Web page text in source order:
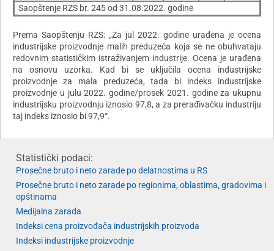
Saopštenje RZS br. 245 od 31.08.2022. godine
Prema Saopštenju RZS: „Za jul 2022. godine urađena je ocena
industrijske proizvodnje malih preduzeća koja se ne obuhvataju
redovnim statističkim istraživanjem industrije. Ocena je urađena
na osnovu uzorka. Kad bi se uključila ocena industrijske
proizvodnje za mala preduzeća, tada bi indeks industrijske
proizvodnje u julu 2022. godine/prosek 2021. godine za ukupnu
industrijsku proizvodnju iznosio 97,8, a za prerađivačku industriju
taj indeks iznosio bi 97,9“.
Statistički podaci:
Prosečne bruto i neto zarade po delatnostima u RS
Prosečne bruto i neto zarade po regionima, oblastima, gradovima i
opštinama
Medijalna zarada
Indeksi cena proizvođača industrijskih proizvoda
Indeksi industrijske proizvodnje